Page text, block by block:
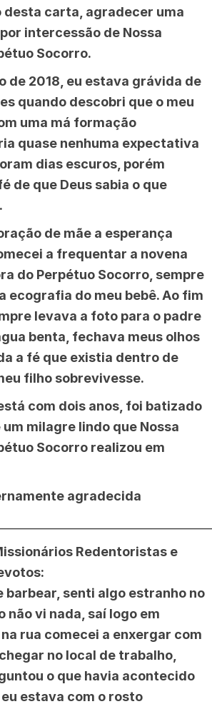
desta carta, agradecer uma
intercessão de Nossa
Socorro.
de 2018, eu estava grávida de
quando descobri que o meu
uma má formação
quase nenhuma expectativa
dias escuros, porém
de que Deus sabia o que
de mãe a esperança
a frequentar a novena
do Perpétuo Socorro, sempre
ecografia do meu bebê. Ao fim
levava a foto para o padre
benta, fechava meus olhos
a fé que existia dentro de
filho sobrevivesse.
com dois anos, foi batizado
milagre lindo que Nossa
Socorro realizou em
agradecida
Redentoristas e
barbear, senti algo estranho no
não vi nada, saí logo em
rua comecei a enxergar com
no local de trabalho,
o que havia acontecido
estava com o rosto